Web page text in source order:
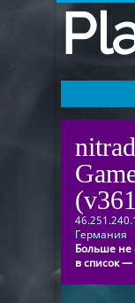
Германия
Больше не
в список —